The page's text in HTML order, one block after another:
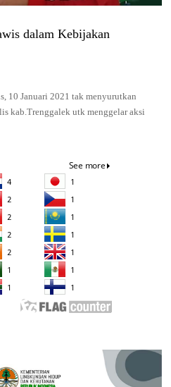
dalam Kebijakan
10 Januari 2021 tak menyurutkan
kab.Trenggalek utk menggelar aksi